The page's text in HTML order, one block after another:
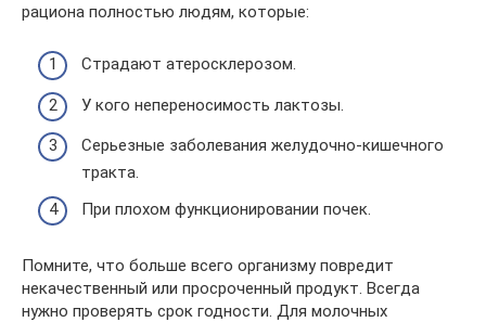
рациона полностью людям, которые:
Страдают атеросклерозом.
У кого непереносимость лактозы.
Серьезные заболевания желудочно-кишечного
тракта.
При плохом функционировании почек.
Помните, что больше всего организму повредит
некачественный или просроченный продукт. Всегда
нужно проверять срок годности. Для молочных